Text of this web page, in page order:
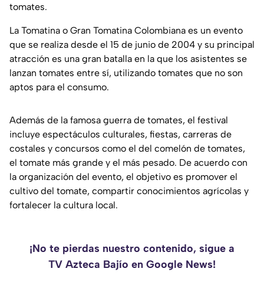
tomates.
La Tomatina o Gran Tomatina Colombiana es un evento
que se realiza desde el 15 de junio de 2004 y su principal
atracción es una gran batalla en la que los asistentes se
lanzan tomates entre sí, utilizando tomates que no son
aptos para el consumo.
Además de la famosa guerra de tomates, el festival
incluye espectáculos culturales, fiestas, carreras de
costales y concursos como el del comelón de tomates,
el tomate más grande y el más pesado. De acuerdo con
la organización del evento, el objetivo es promover el
cultivo del tomate, compartir conocimientos agrícolas y
fortalecer la cultura local.
¡No te pierdas nuestro contenido, sigue a
TV Azteca Bajío en Google News!